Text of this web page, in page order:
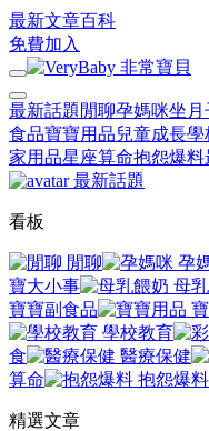
最新文章百科
免費加入
最新話題 閒聊孕媽咪坐月
食品寶寶用品兒童成長學
家用品星座算命抱怨爆料
最新話題
看板
閒聊 孕
寶大小事
母
寶寶副食品
學校教育
食
醫療保健
算命
抱怨爆料
精選文章